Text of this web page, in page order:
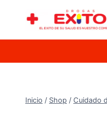
Inicio / Shop / Cuidado